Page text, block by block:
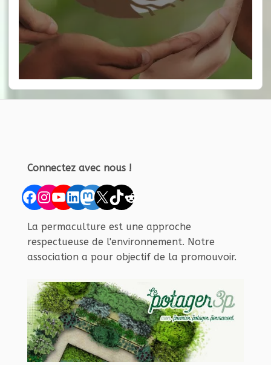
Connectez avec nous !
Facebook
Instagram
YouTube
LinkedIn
Mastodon
X TikTok
Reddit
La permaculture est une approche
respectueuse de l'environnement. Notre
association a pour objectif de la promouvoir.